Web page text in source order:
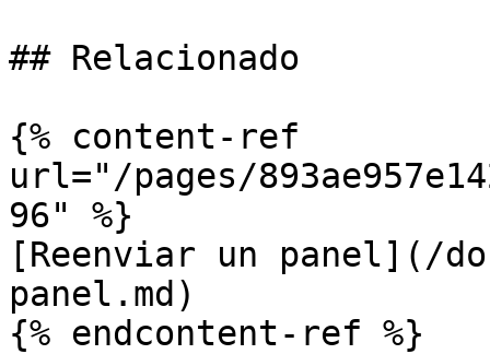
## Relacionado
{% content-ref
url="/pages/
96" %}
[Reenviar un panel](/
panel.md)
{% endcontent-ref %}